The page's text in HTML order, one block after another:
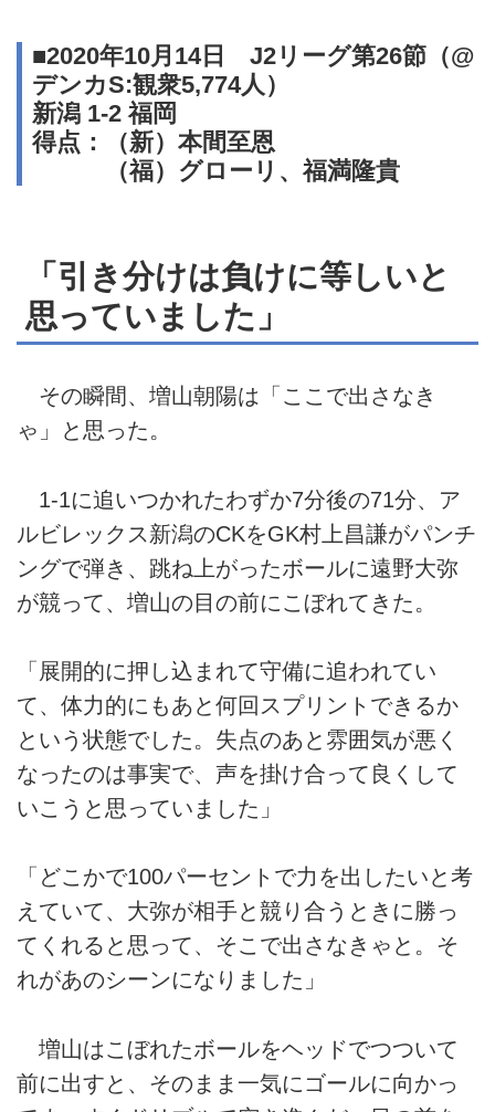
■2020年10月14日 J2リーグ第26節（@
デンカS:観衆5,774人）
新潟 1-2 福岡
得点：（新）本間至恩
（福）グローリ、福満隆貴
「引き分けは負けに等しいと
思っていました」
その瞬間、増山朝陽は「ここで出さなき
ゃ」と思った。
1-1に追いつかれたわずか7分後の71分、ア
ルビレックス新潟のCKをGK村上昌謙がパンチ
ングで弾き、跳ね上がったボールに遠野大弥
が競って、増山の目の前にこぼれてきた。
「展開的に押し込まれて守備に追われてい
て、体力的にもあと何回スプリントできるか
という状態でした。失点のあと雰囲気が悪く
なったのは事実で、声を掛け合って良くして
いこうと思っていました」
「どこかで100パーセントで力を出したいと考
えていて、大弥が相手と競り合うときに勝っ
てくれると思って、そこで出さなきゃと。そ
れがあのシーンになりました」
増山はこぼれたボールをヘッドでつついて
前に出すと、そのまま一気にゴールに向かっ